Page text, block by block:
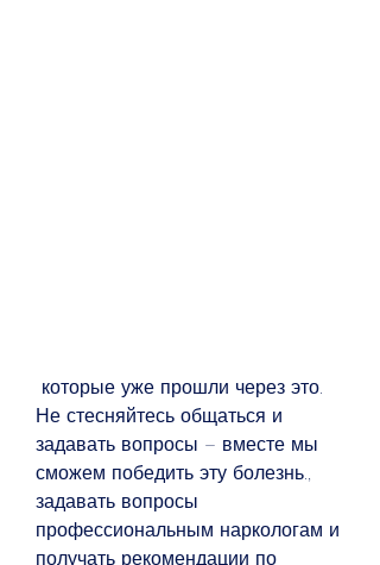
Не стесняйтесь общаться и
задавать вопросы – вместе мы
сможем победить эту болезнь.,
задавать вопросы
профессиональным наркологам и
получать рекомендации по